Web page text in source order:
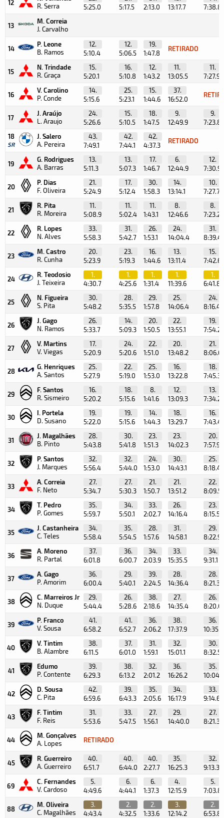
12 R. Serra
5:25.0
5:17.5
2:13.0
13:17.7
7:38.8
13
M. Correia
J. Carvalho
14
P. Leone
B. Ramos
12.
5:10.4
12.
5:06.5
19.
1:47.8
RETIRADO
15
N. Trindade
R. Graça
15.
5:20.1
16.
5:10.8
12.
1:43.2
11.
13:05.5
11.
7:27.9
16
V. Carolino
P. Conde
14.
5:15.6
25.
5:23.1
15.
1:44.6
37.
16:52.0
17
J. Araújo
L. Araujo
24.
5:26.6
15.
5:10.5
18.
1:47.5
9.
12:49.9
9.
7:23.8
18
SR
J. Salero
A. Pereira
43.
7:49.1
42.
7:44.1
42.
4:37.3
RETIRADO
19
G. Rodrigues
A. Barras
13.
5:11.3
13.
5:07.3
17.
1:46.7
6.
12:44.9
12.
7:30.9
20
P. Dias
F. Oliveira
21.
5:24.9
17.
5:12.4
30.
1:58.3
14.
13:14.1
10.
7:27.7
21
R. Pita
R. Moreira
11.
5:08.9
11.
5:02.4
11.
1:43.1
8.
12:46.6
8.
7:23.2
22
R. Lopes
N. Alves
33.
5:58.3
31.
5:42.7
26.
1:53.1
24.
14:04.4
31.
8:39.4
23
M. Castro
R. Cunha
20.
5:23.9
23.
5:19.3
16.
1:44.6
13.
13:11.4
15.
7:42.6
24
R. Teodosio
J. Teixeira
1.
4:30.7
1.
4:25.6
1.
1:31.4
1.
11:39.6
1.
6:41.8
25
N. Figueira
S. Pita
30.
5:48.2
28.
5:35.5
29.
1:57.8
25.
14:06.4
24.
8:16.4
26
J. Gago
N. Ramos
26.
5:33.7
14.
5:09.3
20.
1:50.5
22.
13:55.1
19.
7:54.2
27
V. Martins
V. Viegas
17.
5:20.9
24.
5:20.6
22.
1:51.0
20.
13:48.2
21.
8:06.6
28
G. Henriques
A. Santos
25.
5:27.9
22.
5:19.0
25.
1:53.0
16.
13:22.8
18.
7:45.3
29
F. Santos
R. Sismeiro
16.
5:20.2
18.
5:15.6
8.
1:41.6
12.
13:09.3
13.
7:34.2
30
I. Portela
D. Susano
19.
5:22.0
19.
5:15.6
14.
1:44.3
18.
13:29.7
16.
7:43.4
31
J. Magalhães
B. Pinto
28.
5:43.8
30.
5:41.8
23.
1:51.3
23.
14:02.3
20.
7:57.9
32
P. Santos
J. Marques
32.
5:56.4
32.
5:44.0
24.
1:53.0
30.
14:43.1
25.
8:18.4
33
A. Correia
F. Neto
27.
5:34.7
27.
5:30.3
21.
1:50.7
21.
13:51.2
22.
8:09.5
34
T. Pedro
P. Gomes
35.
5:59.7
34.
5:50.1
33.
2:02.7
26.
14:16.4
23.
8:15.5
35
J. Castanheira
C. Teles
34.
5:58.4
35.
5:54.5
28.
1:57.6
31.
14:58.1
29.
8:22.9
36
A. Moreno
R. Partal
37.
6:01.8
36.
6:00.7
34.
2:03.9
33.
15:35.5
34.
9:31.1
37
A. Gago
P. Amorim
36.
6:00.4
29.
5:40.1
39.
2:24.5
28.
14:36.4
28.
8:21.3
38
C. Marreiros Jr
N. Duque
29.
5:44.4
26.
5:28.6
38.
2:18.6
27.
14:35.4
26.
8:20.0
39
P. Franco
V. Sousa
41.
6:58.2
41.
6:52.7
36.
2:06.2
38.
17:37.9
36.
10:35.1
40
V. Tintim
B. Alambre
38.
6:11.5
37.
6:01.0
31.
1:59.1
32.
15:01.1
30.
8:32.5
41
Edumo
P. Contente
39.
6:29.3
38.
6:13.2
32.
2:01.2
36.
16:26.2
35.
10:04.9
42
D. Sousa
C. Pita
42.
6:59.6
39.
6:43.3
35.
2:05.6
34.
16:17.9
33.
9:14.6
43
F. Tintim
F. Reis
31.
5:53.6
33.
5:47.5
27.
1:56.1
29.
14:40.0
27.
8:21.3
44
M. Gonçalves
A. Lopes RETIRADO
45
R. Guerreiro
A. Guerreiro
40.
6:51.7
40.
6:44.0
40.
2:27.7
35.
16:25.3
32.
9:13.3
69
C. Fernandes
V. Cardoso
5.
4:49.6
6.
4:44.1
6.
1:37.3
4.
12:15.9
5.
7:03.8
88
M. Oliveira
C. Magalhães
3.
4:43.4
2.
4:32.5
2.
1:33.6
3.
12:14.2
2.
6:53.8